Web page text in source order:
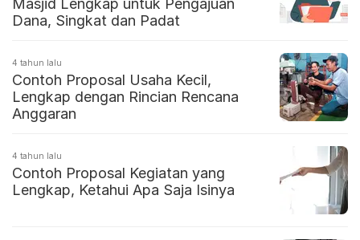
Masjid Lengkap untuk Pengajuan
Dana, Singkat dan Padat
4 tahun lalu
Contoh Proposal Usaha Kecil,
Lengkap dengan Rincian Rencana
Anggaran
4 tahun lalu
Contoh Proposal Kegiatan yang
Lengkap, Ketahui Apa Saja Isinya